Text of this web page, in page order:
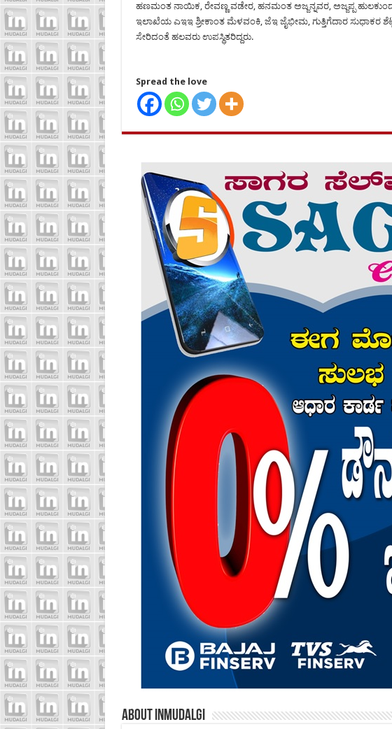
ಹಣಮಂತ ನಾಯಿಕ, ರೇವಣ್ಣ ವಡೇರ, ಹನಮಂತ ಅಜ್ಜನ್ನವರ, ಅಜ್ಜಪ್ಪ
ಇಲಾಖೆಯ ಎಇಇ ಶ್ರೀಕಾಂತ ಮೆಳವಂಕಿ, ಜೆಇ ಜೈಭೀಮ, ಗುತ್ತಿಗೆದಾರ ಸುಧಾಕರ
ಸೇರಿದಂತೆ ಹಲವರು ಉಪಸ್ಥಿತರಿದ್ದರು.
Spread the love
About inmudalgi